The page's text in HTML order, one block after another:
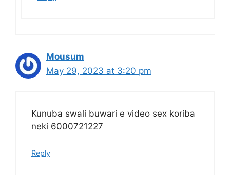
Mousum
May 29, 2023 at 3:20 pm
Kunuba swali buwari e video sex koriba
neki 6000721227
Reply